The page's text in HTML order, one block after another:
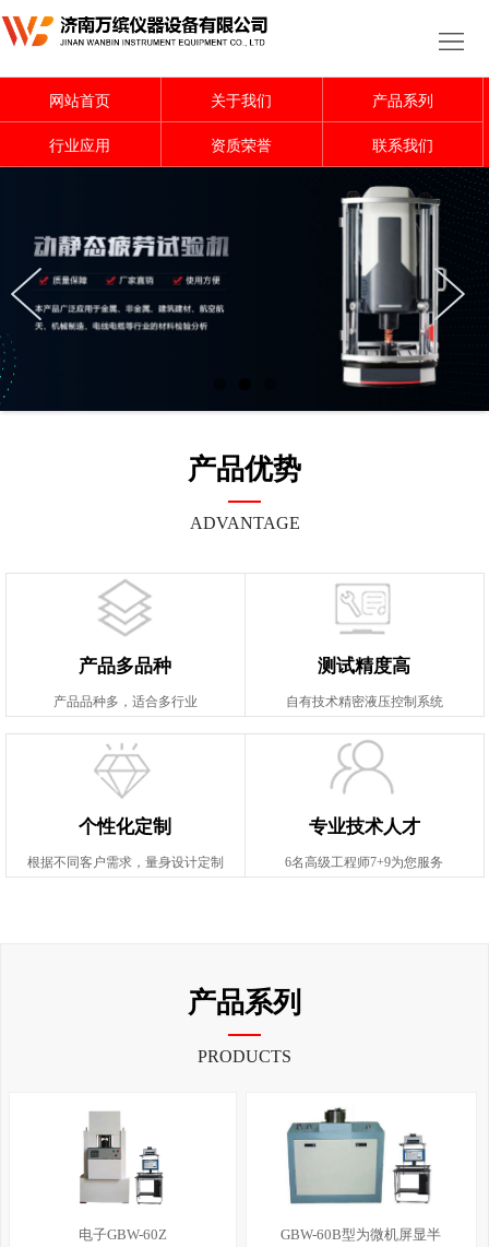
网
站
首
页
关
于
我
产
讯
荣
系
网站首页 关于我们 产品系列
行业应用 资质荣誉 联系我们
产品优势
ADVANTAGE
产品多品种
产品品种多，适合多行业
测试精度高
自有技术精密液压控制系统
个性化定制
根据不同客户需求，量身设计定制
专业技术人才
6名高级工程师7+9为您服务
产品系列
PRODUCTS
电子GBW-60Z GBW-60B型为微机屏显半